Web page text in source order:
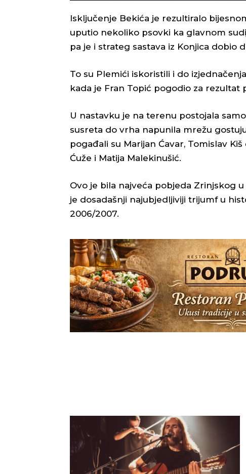
Isključenje Bekića je rezultiralo
uputio nekoliko psovki ka glavnom
pa je i strateg sastava iz Konjica dobio
To su Plemići iskoristili i do
kada je Fran Topić pogodio za rezultat
U nastavku je na terenu postojala
susreta do vrha napunila mrežu
pogađali su Marijan Ćavar, Tomislav
Ćuže i Matija Malekinušić.
Ovo je bila najveća pobjeda Zrinjskog
je dosadašnji najubjedljiviji trijumf u
2006/2007.